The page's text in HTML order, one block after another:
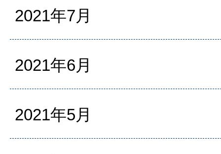
2021年7月
2021年6月
2021年5月